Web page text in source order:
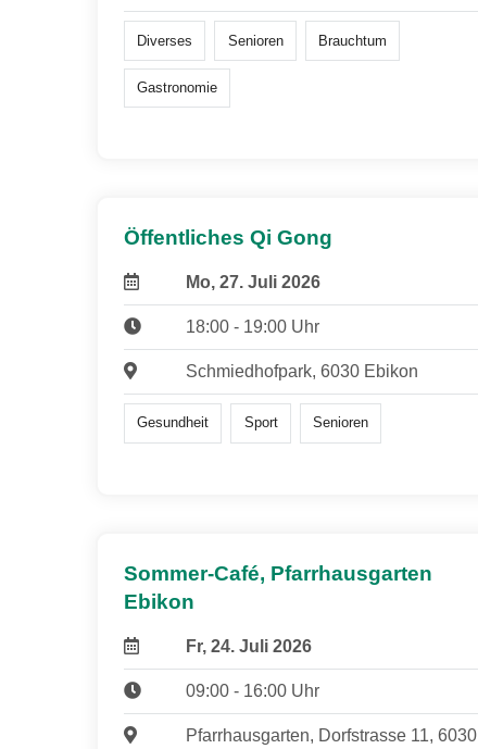
Diverses Senioren Brauchtum
Gastronomie
Öffentliches Qi Gong
Mo, 27. Juli 2026
18:00 - 19:00 Uhr
Schmiedhofpark, 6030 Ebikon
Gesundheit Sport Senioren
Sommer-Café, Pfarrhausgarten
Ebikon
Fr, 24. Juli 2026
09:00 - 16:00 Uhr
Pfarrhausgarten, Dorfstrasse 11, 6030